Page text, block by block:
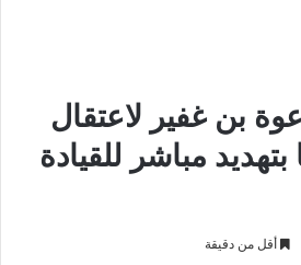
بن غفير لاعتقال
مباشر للقيادة
أقل من دقيقة